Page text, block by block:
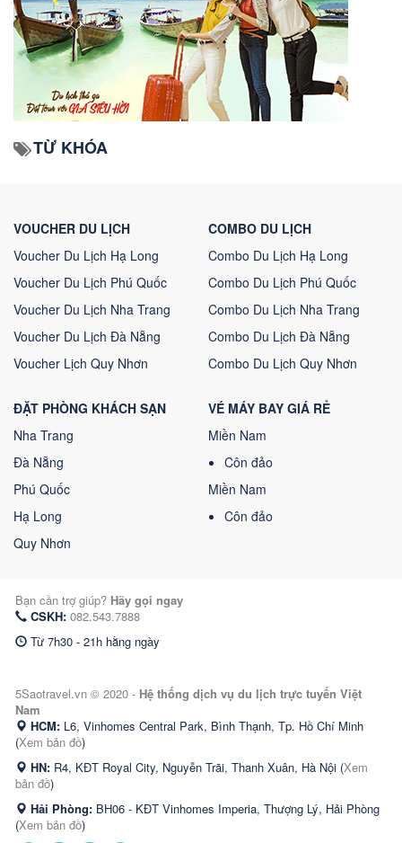
TỪ KHÓA
VOUCHER DU LỊCH
Voucher Du Lịch Hạ Long
Voucher Du Lịch Phú Quốc
Voucher Du Lịch Nha Trang
Voucher Du Lịch Đà Nẵng
Voucher Lịch Quy Nhơn
COMBO DU LỊCH
Combo Du Lịch Hạ Long
Combo Du Lịch Phú Quốc
Combo Du Lịch Nha Trang
Combo Du Lịch Đà Nẵng
Combo Du Lịch Quy Nhơn
ĐẶT PHÒNG KHÁCH SẠN
Nha Trang
Đà Nẵng
Phú Quốc
Hạ Long
Quy Nhơn
VÉ MÁY BAY GIÁ RẺ
Miền Nam
Côn đảo
Miền Nam
Côn đảo
Bạn cần trợ giúp? Hãy gọi ngay
CSKH: 082.543.7888
Từ 7h30 - 21h hằng ngày
5Saotravel.vn © 2020 - Hệ thống dịch vụ du lịch trực tuyến Việt
Nam
HCM: L6, Vinhomes Central Park, Bình Thạnh, Tp. Hồ Chí Minh
(Xem bản đồ)
HN: R4, KĐT Royal City, Nguyễn Trãi, Thanh Xuân, Hà Nội (Xem
bản đồ)
Hải Phòng: BH06 - KĐT Vinhomes Imperia, Thượng Lý, Hải Phòng
(Xem bản đồ)